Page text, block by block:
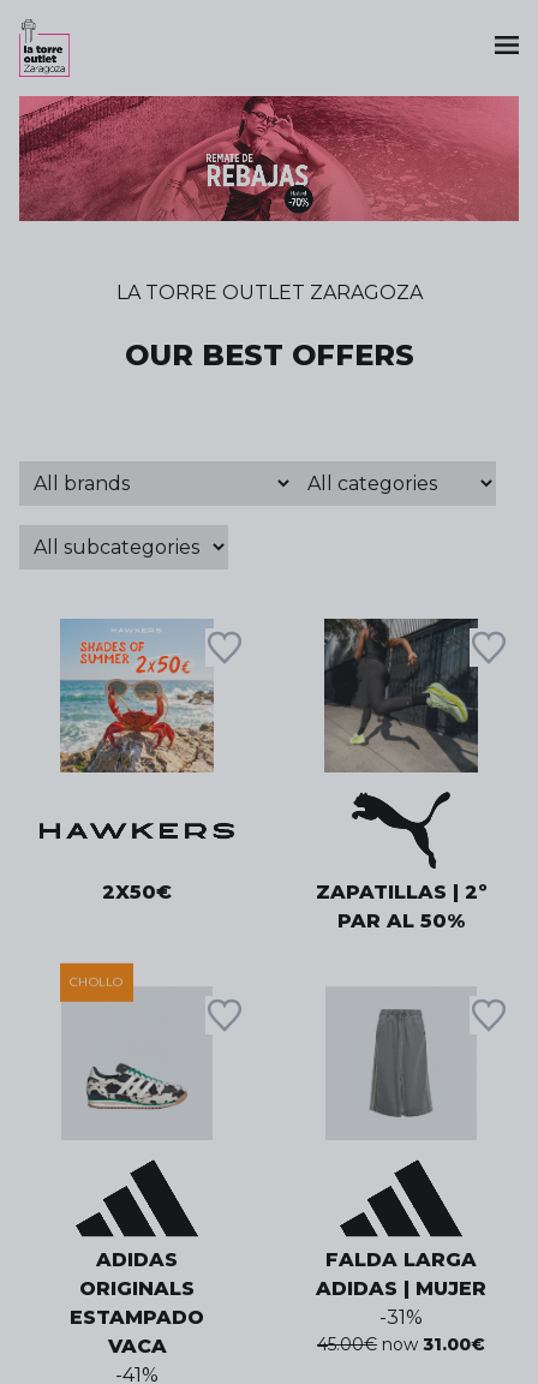
LA TORRE OUTLET ZARAGOZA
OUR BEST OFFERS
2X50€
ZAPATILLAS | 2º
PAR AL 50%
CHOLLO
ADIDAS
ORIGINALS
ESTAMPADO
VACA
-41%
FALDA LARGA
ADIDAS | MUJER
-31%
45.00€ now 31.00€